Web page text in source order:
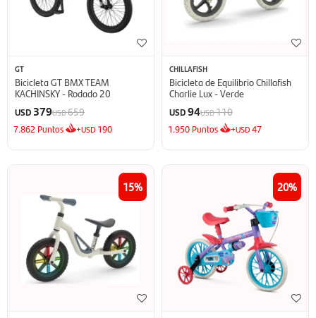
GT
Bicicleta GT BMX TEAM
KACHINSKY - Rodado 20
USD 379USD659
7.862 Puntos +USD 190
CHILLAFISH
Bicicleta de Equilibrio Chillafish
Charlie Lux - Verde
USD94USD110
1.950 Puntos +USD47
15 20